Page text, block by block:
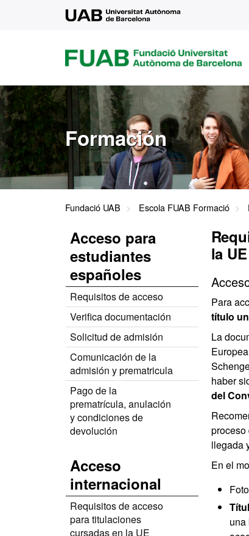
FUAB
FUNDACIÓ
UNIVERSITAT
AUTÒNOMA
DE
BARCELONA
Formación
Fundació UAB Escola FUAB Formació
Acceso para
estudiantes
españoles
Requisitos de acceso
Verifica documentación
Solicitud de admisión
Comunicación de la
admisión y prematricula
Pago de la
prematrícula, anulación
y condiciones de
devolución
Acceso
internacional
Requisitos de acceso
para titulaciones
cursadas en la UE
la UE
Para
título
La
haber
del
proceso
llegada
En el
una